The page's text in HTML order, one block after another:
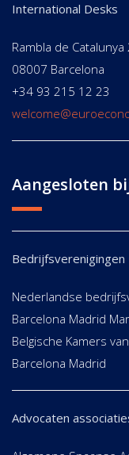
International Desks
Rambla de Catalunya
08007 Barcelona
+34 93 215 12 23
Aangesloten
Bedrijfsverenigingen
Nederlandse
Barcelona Madrid
Belgische Kamers
Barcelona Madrid
Advocaten